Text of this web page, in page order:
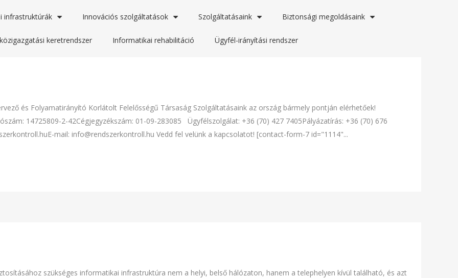
infrastruktúrák Innovációs szolgáltatások Szolgáltatásaink Biztonsági megoldásaink
keretrendszer Informatikai rehabilitáció Ügyfél-irányítási rendszer
és Folyamatirányító Korlátolt Felelősségű Társaság Szolgáltatásaink az ország bármely pontján elérhetőek!
14725809-2-42Cégjegyzékszám: 01-09-283085 Ügyfélszolgálat: +36 (70) 427 7405Pályázatírás: +36 (70) 676
mail: info@rendszerkontroll.hu Vedd fel velünk a kapcsolatot! [contact-form-7 id="1114"...
szükséges informatikai infrastruktúra nem a helyi, belső hálózaton, hanem a telephelyen kívül található, és azt